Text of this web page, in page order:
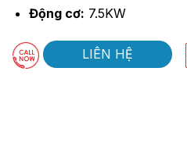
Động cơ: 7.5KW
LIÊN HỆ